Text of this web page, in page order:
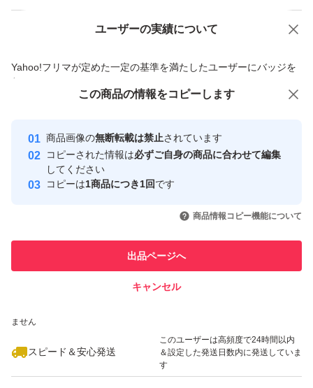
ユーザーの実績について
Yahoo!フリマが定めた一定の基準を満たしたユーザーにバッジを
付与しています
安心取引出品者
心・安全なユーザーです
取引実績
引を完了させた実績があります
での取引実績があります
ません
スピード＆安心発送
このユーザーは高頻度で24時間以内
＆設定した発送日数内に発送していま
す
価格の相談 商品への質問
この商品の情報をコピーします
商品画像の無断転載は禁止されています
コピーされた情報は必ずご自身の商品に合わせて編集
してください
コピーは1商品につき1回です
商品情報コピー機能について
出品ページへ
キャンセル
この商品をみている人にオススメ